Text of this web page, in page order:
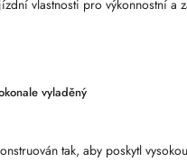
vlastnosti pro výkonnostní a
vyladěný
tak, aby poskytl